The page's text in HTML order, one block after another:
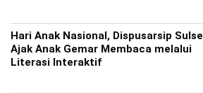
Hari Anak Nasional, Dispusarsip Sulsel
Ajak Anak Gemar Membaca melalui
Literasi Interaktif